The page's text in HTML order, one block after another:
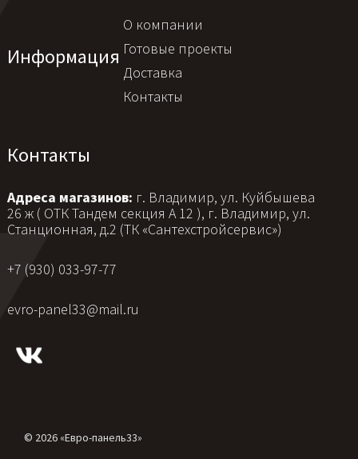
Информация
О компании
Готовые проекты
Доставка
Контакты
Контакты
Адреса магазинов: г. Владимир, ул. Куйбышева
26 ж ( ОТК Тандем секция А 12 ), г. Владимир, ул.
Станционная, д.2 (ТК «Сантехстройсервис»)
+7 (930) 033-97-77
evro-panel33@mail.ru
© 2026 «Евро-панель33»